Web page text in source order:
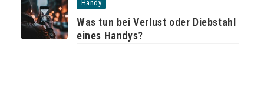
Handy
Was tun bei Verlust oder Diebstahl
eines Handys?